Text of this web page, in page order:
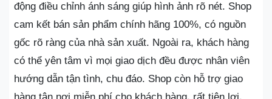
động điều chỉnh ánh sáng giúp hình ảnh rõ nét. Shop
cam kết bán sản phẩm chính hãng 100%, có nguồn
gốc rõ ràng của nhà sản xuất. Ngoài ra, khách hàng
có thể yên tâm vì mọi giao dịch đều được nhân viên
hướng dẫn tận tình, chu đáo. Shop còn hỗ trợ giao